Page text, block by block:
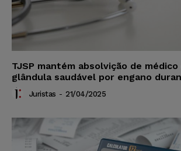
TJSP mantém absolvição de
glândula saudável por engano
Juristas - 21/04/2025